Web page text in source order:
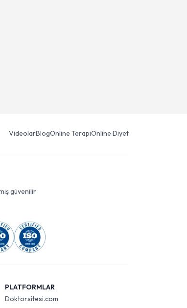
VideolarBlogOnline TerapiOnline Diyet
güvenilir
PLATFORMLAR
Doktorsitesi.com